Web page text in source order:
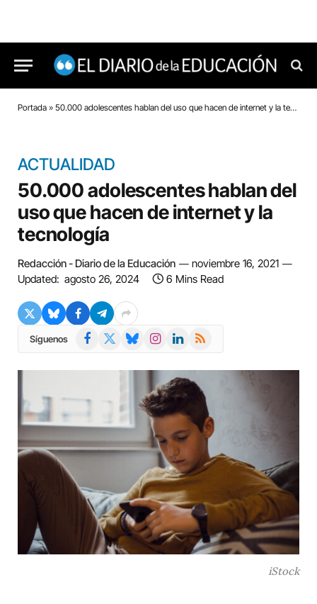
Portada » 50.000 adolescentes hablan del uso que hacen de internet y la tecnología
ACTUALIDAD
50.000 adolescentes hablan del
uso que hacen de internet y la
tecnología
Redacción - Diario de la Educación
noviembre 16, 2021
Updated: agosto 26, 2024 6 Mins Read
Síguenos Facebook BlueskyInstagramLinkedIn
RSS
iStock